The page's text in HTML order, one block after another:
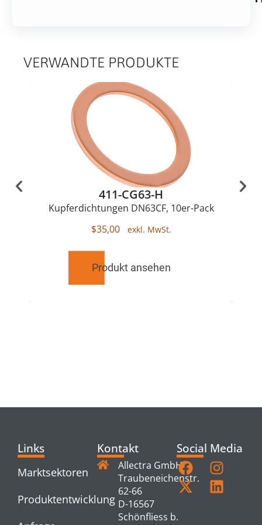
VERWANDTE PRODUKTE
411-CG63-H
Kupferdichtungen DN63CF, 10er-Pack
$35,00
Produkt ansehen
Links
Marktsektoren
Produktentwicklung
Kontakt
Allectra GmbH
Traubeneichenstr.
62-66
D-16567
Schönfliess b.
Social Media